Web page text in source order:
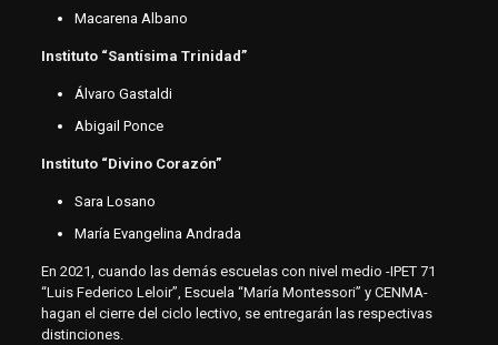
Macarena Albano
Instituto “Santísima Trinidad”
Álvaro Gastaldi
Abigail Ponce
Instituto “Divino Corazón”
Sara Losano
María Evangelina Andrada
En 2021, cuando las demás escuelas con nivel medio -IPET 71
“Luis Federico Leloir”, Escuela “María Montessori” y CENMA-
hagan el cierre del ciclo lectivo, se entregarán las respectivas
distinciones.